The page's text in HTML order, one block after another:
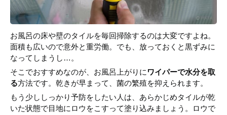
お風呂の床や壁のタイルを毎回掃除するのは大変ですよね。
面積も広いので意外と重労働。でも、放っておくと黒ずみに
なってしまうし…。
そこでおすすめなのが、お風呂上がりに ワイパーで水分を取
る方法です。乾きが早まって、菌の繁殖を抑えられます。
もう少ししっかり予防をしたい人は、あらかじめタイルが乾
いた状態で目地にロウをこすって塗り込みましょう。ロウで